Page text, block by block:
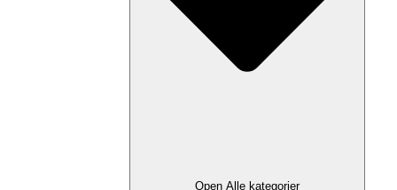
Open Alle kategorier